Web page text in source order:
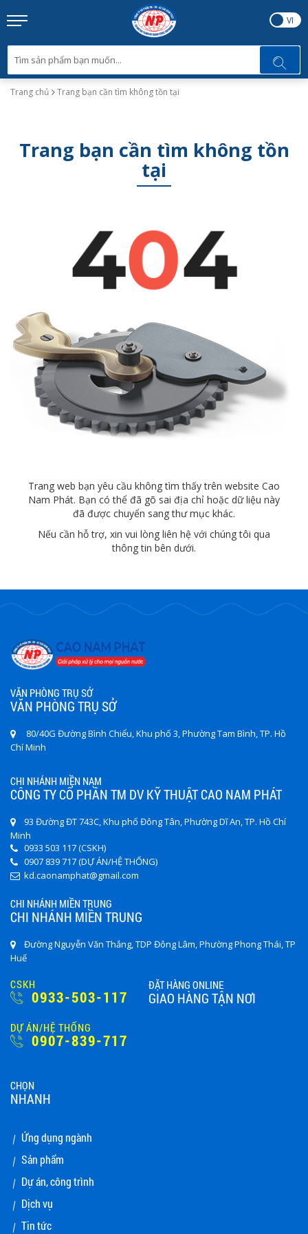
EN VI
Trang chủ Trang bạn cần tìm không tồn tại
Trang bạn cần tìm không tồn
tại
Trang web bạn yêu cầu không tìm thấy trên website Cao
Nam Phát. Bạn có thể đã gõ sai địa chỉ hoặc dữ liệu này
đã được chuyển sang thư mục khác.
Nếu cần hỗ trợ, xin vui lòng liên hệ với chúng tôi qua
thông tin bên dưới.
VĂN PHÒNG TRỤ SỞ
VĂN PHÒNG TRỤ SỞ
80/40G Đường Bình Chiểu, Khu phố 3, Phường Tam Bình, TP. Hồ
Chí Minh
CHI NHÁNH MIỀN NAM
CÔNG TY CỔ PHẦN TM DV KỸ THUẬT CAO NAM PHÁT
93 Đường ĐT 743C, Khu phố Đông Tân, Phường Dĩ An, TP. Hồ Chí
Minh
0933 503 117 (CSKH)
0907 839 717 (DỰ ÁN/HỆ THỐNG)
kd.caonamphat@gmail.com
CHI NHÁNH MIỀN TRUNG
CHI NHÁNH MIỀN TRUNG
Đường Nguyễn Văn Thắng, TDP Đông Lâm, Phường Phong Thái, TP
Huế
CSKH
0933-503-117
DỰ ÁN/HỆ THỐNG
0907-839-717
ĐẶT HÀNG ONLINE
GIAO HÀNG TẬN NƠI
CHỌN
NHANH
Ứng dụng ngành
Sản phẩm
Dự án, công trình
Dịch vụ
Tin tức